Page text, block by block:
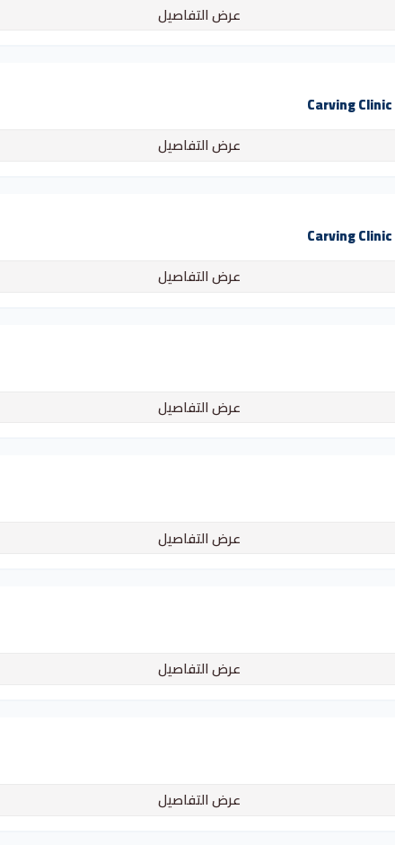
عرض التفاصيل
عرض التفاصيل
عرض التفاصيل
عرض التفاصيل
عرض التفاصيل
عرض التفاصيل
عرض التفاصيل